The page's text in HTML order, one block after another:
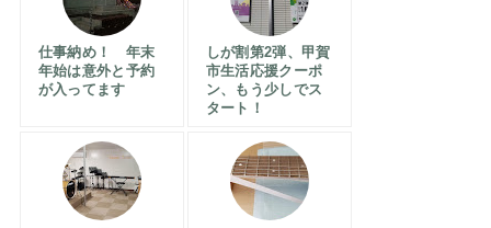
仕事納め！ 年末
年始は意外と予約
が入ってます
しが割第2弾、甲賀
市生活応援クーポ
ン、もう少しでス
タート！